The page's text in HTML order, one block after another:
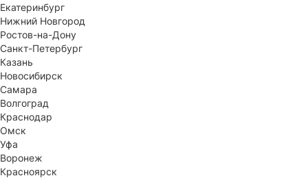
Екатеринбург
Нижний Новгород
Ростов-на-Дону
Санкт-Петербург
Казань
Новосибирск
Самара
Волгоград
Краснодар
Омск
Уфа
Воронеж
Красноярск